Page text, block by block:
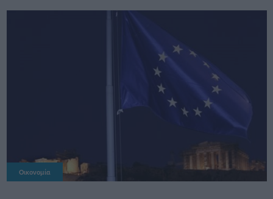
Οικονομία